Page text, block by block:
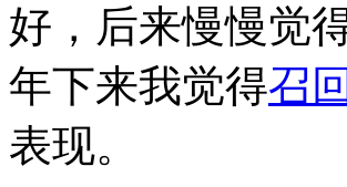
好，后来慢慢觉
年下来我觉得召回
表现。